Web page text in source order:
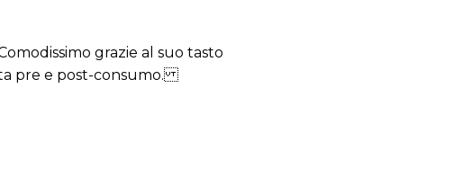
grazie al suo tasto
pre e post-consumo.